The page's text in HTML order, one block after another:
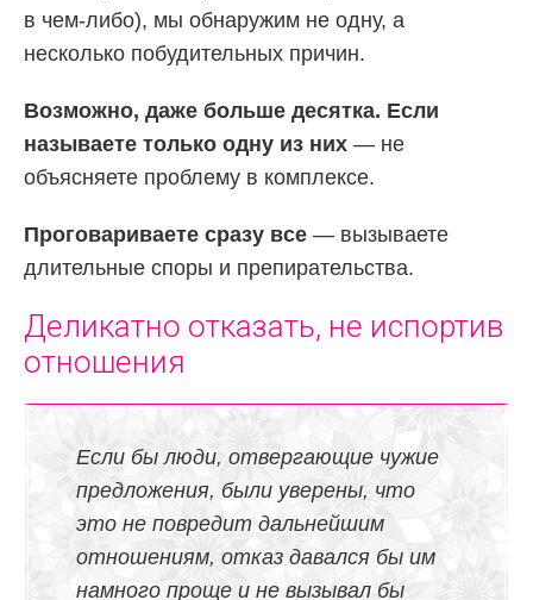
в чем-либо), мы обнаружим не одну, а
несколько побудительных причин.
Возможно, даже больше десятка. Если
называете только одну из них — не
объясняете проблему в комплексе.
Проговариваете сразу все — вызываете
длительные споры и препирательства.
Деликатно отказать, не испортив
отношения
Если бы люди, отвергающие чужие
предложения, были уверены, что
это не повредит дальнейшим
отношениям, отказ давался бы им
намного проще и не вызывал бы